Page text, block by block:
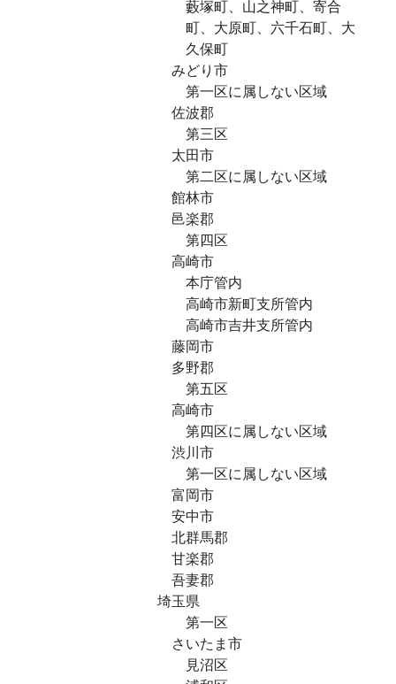
藪塚町、山之神町、寄合
町、大原町、六千石町、大
久保町
みどり市
第一区に属しない区域
佐波郡
第三区
太田市
第二区に属しない区域
館林市
邑楽郡
第四区
高崎市
本庁管内
高崎市新町支所管内
高崎市吉井支所管内
藤岡市
多野郡
第五区
高崎市
第四区に属しない区域
渋川市
第一区に属しない区域
富岡市
安中市
北群馬郡
甘楽郡
吾妻郡
埼玉県
第一区
さいたま市
見沼区